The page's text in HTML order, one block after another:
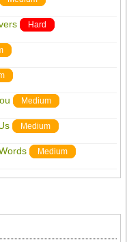
Hard
Medium
Medium
Medium